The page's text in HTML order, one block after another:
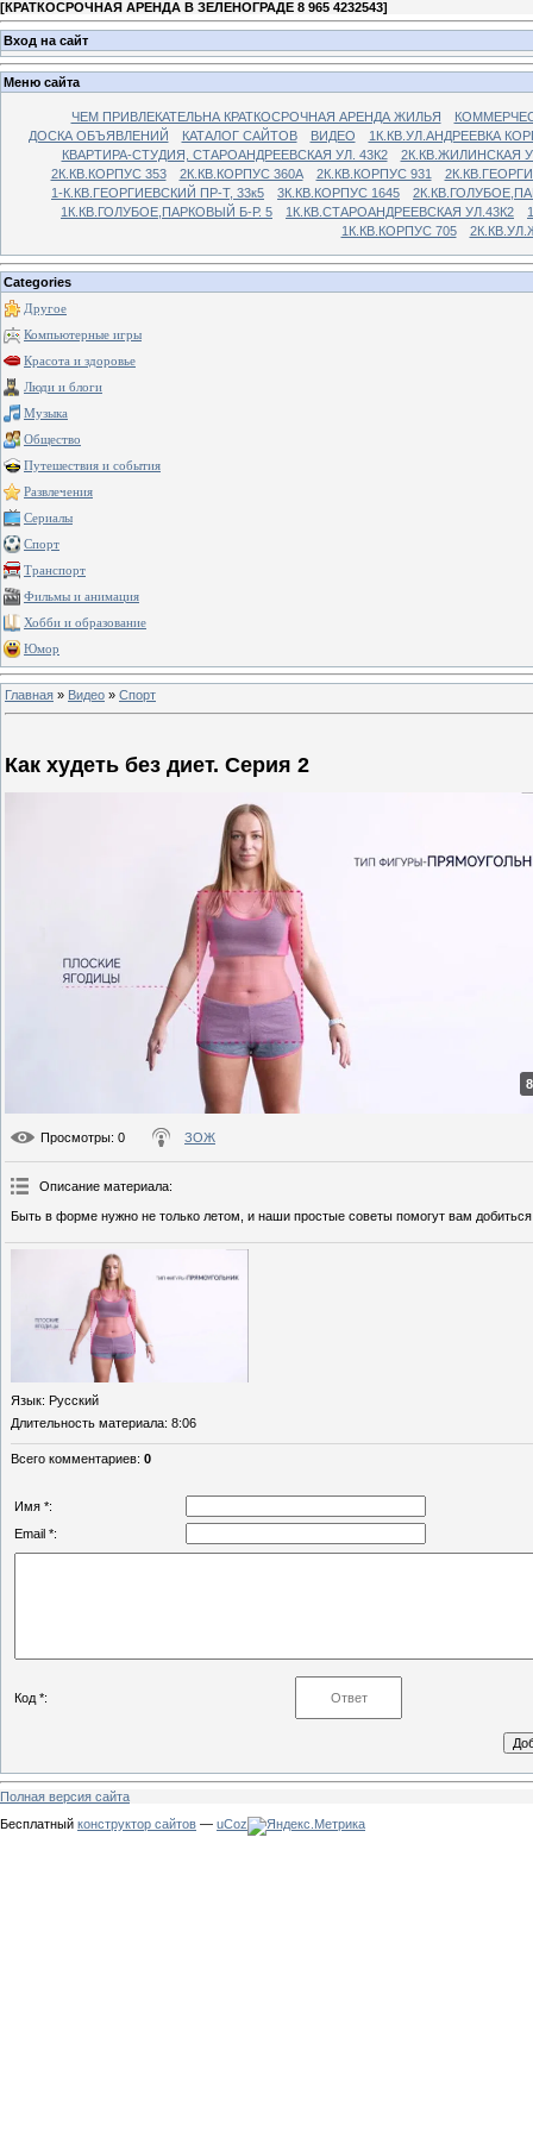
[КРАТКОСРОЧНАЯ АРЕНДА В ЗЕЛЕНОГРАДЕ 8 965 4232543]
Вход на сайт
Меню сайта
ЧЕМ ПРИВЛЕКАТЕЛЬНА КРАТКОСРОЧНАЯ АРЕНДА ЖИЛЬЯ
ДОСКА ОБЪЯВЛЕНИЙ
КАТАЛОГ САЙТОВ ВИДЕО
1К.КВ.УЛ.АНДРЕЕВКА
КВАРТИРА-СТУДИЯ, СТАРОАНДРЕЕВСКАЯ УЛ. 43К2
2К.КВ.ЖИЛИНСКАЯ
2К.КВ.КОРПУС 353
2К.КВ.КОРПУС 360А 2К.КВ.КОРПУС 931
1-К.КВ.ГЕОРГИЕВСКИЙ ПР-Т, 33к5
3К.КВ.КОРПУС 1645
1К.КВ.ГОЛУБОЕ,ПАРКОВЫЙ Б-Р. 5
1К.КВ.СТАРОАНДРЕЕВСКАЯ УЛ.43К2
1К.КВ.КОРПУС 705
Categories
Другое
Компьютерные игры
Красота и здоровье
Люди и блоги
Музыка
Общество
Путешествия и события
Развлечения
Сериалы
Спорт
Транспорт
Фильмы и анимация
Хобби и образование
Юмор
Главная » Видео » Спорт
Как худеть без диет. Серия 2
Просмотры: 0 ЗОЖ
Описание материала:
Быть в форме нужно не только летом, и наши простые советы помогут вам добиться
Язык: Русский
Длительность материала: 8:06
Всего комментариев: 0
Имя *:
Email *:
Код *:
Полная версия сайта
Бесплатный конструктор сайтов — uCoz